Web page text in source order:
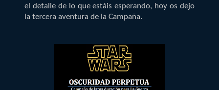
el detalle de lo que estáis esperando, hoy os dejo
la tercera aventura de la Campaña.